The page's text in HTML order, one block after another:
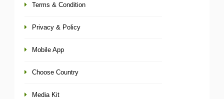
Terms & Condition
Privacy & Policy
Mobile App
Choose Country
Media Kit